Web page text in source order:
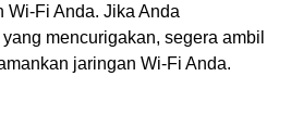
Wi-Fi Anda. Jika Anda
mencurigakan, segera ambil
jaringan Wi-Fi Anda.